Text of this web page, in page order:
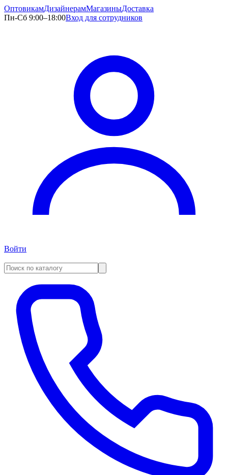
ОптовикамДизайнерамМагазиныДоставка
Пн-Сб 9:00–18:00Вход для сотрудников
Войти